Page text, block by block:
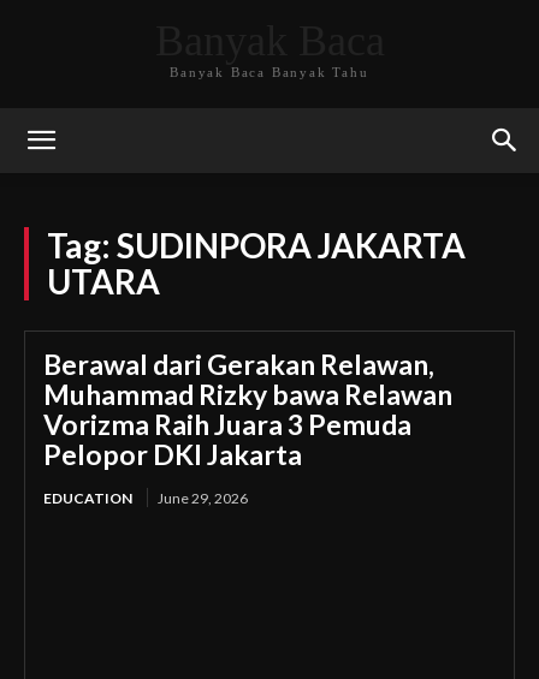
Banyak Baca Banyak Tahu
Tag: SUDINPORA JAKARTA
UTARA
Berawal dari Gerakan Relawan,
Muhammad Rizky bawa Relawan
Vorizma Raih Juara 3 Pemuda
Pelopor DKI Jakarta
EDUCATION June 29, 2026